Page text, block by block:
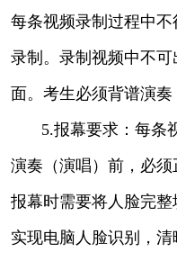
每条视频录制过程中
录制。录制视频中不
面。考生必须背谱演奏
5.报幕要求：每条
演奏（演唱）前，必须
报幕时需要将人脸完
实现电脑人脸识别，